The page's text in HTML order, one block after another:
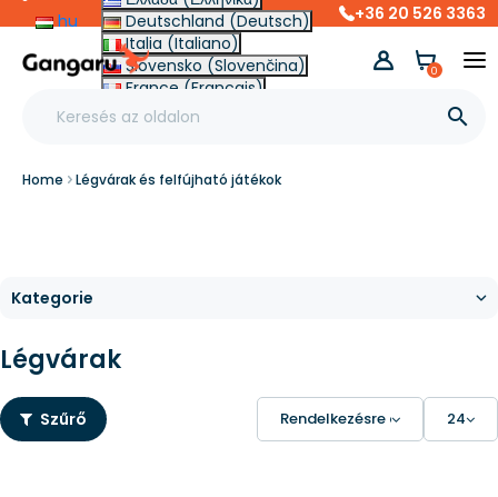
hu
Deutschland (Deutsch)
Italia (Italiano)
Slovensko (Slovenčina)
France (Français)
Other (English €)
+36 20 526 3363

0
Home Légvárak és felfújható játékok
Légvárak
Szűrő Rendelkezésre állás 24